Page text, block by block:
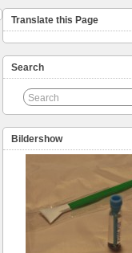
Translate this Page
Search
Bildershow